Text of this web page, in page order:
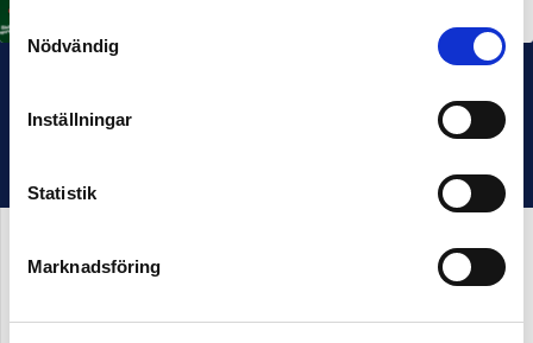
Samtyckesval
Nödvändig
Inställningar
Statistik
Marknadsföring